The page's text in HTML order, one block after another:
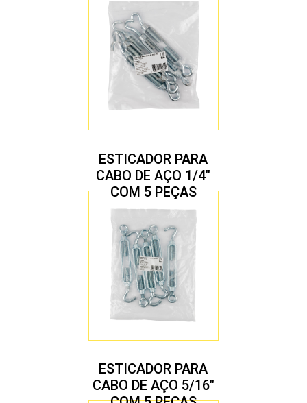
ESTICADOR PARA
CABO DE AÇO 1/4″
COM 5 PEÇAS
ESTICADOR PARA
CABO DE AÇO 5/16″